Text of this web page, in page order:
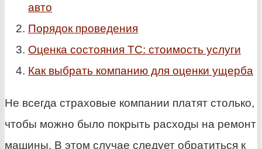
авто
Порядок проведения
Оценка состояния ТС: стоимость услуги
Как выбрать компанию для оценки ущерба
Не всегда страховые компании платят столько,
чтобы можно было покрыть расходы на ремонт
машины. В этом случае следует обратиться к